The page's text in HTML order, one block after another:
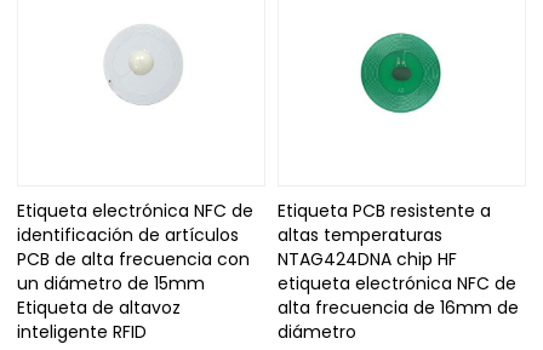
Etiqueta electrónica NFC de
identificación de artículos
PCB de alta frecuencia con
un diámetro de 15mm
Etiqueta de altavoz
inteligente RFID
Etiqueta PCB resistente a
altas temperaturas
NTAG424DNA chip HF
etiqueta electrónica NFC de
alta frecuencia de 16mm de
diámetro